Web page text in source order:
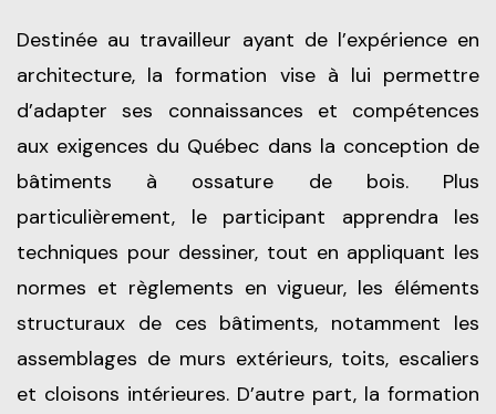
Destinée au travailleur ayant de l’expérience en
architecture, la formation vise à lui permettre
d’adapter ses connaissances et compétences
aux exigences du Québec dans la conception de
bâtiments à ossature de bois. Plus
particulièrement, le participant apprendra les
techniques pour dessiner, tout en appliquant les
normes et règlements en vigueur, les éléments
structuraux de ces bâtiments, notamment les
assemblages de murs extérieurs, toits, escaliers
et cloisons intérieures. D’autre part, la formation